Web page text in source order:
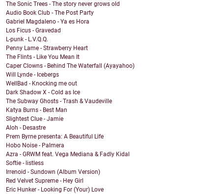
The Sonic Trees - The story never grows old
Audio Book Club - The Post Party
Gabriel Magdaleno - Ya es Hora
Los Ficus - Gravedad
L-punk - L.V.Q.Q.
Penny Lame - Strawberry Heart
The Flints - Like You Mean It
Caper Clowns - Behind The Waterfall (Ayayahoo)
Will Lynde - Icebergs
WellBad - Knocking me out
Dark Shadow X - Cold as Ice
The Subway Ghosts - Trash & Vaudeville
Katya Burns - Best Man
Slightest Clue - Jamie
Aloh - Desastre
Prem Byrne presenta: A Beautiful Life
Hobo Noise - Palmera
Azra - GRWM feat. Vega Mediana & Fadly Kidal
Softie - listless
Irrenoid - Sundown (Album Version)
Red Velvet Supreme - Hey Girl
Eric Hunker - Looking For (Your) Love